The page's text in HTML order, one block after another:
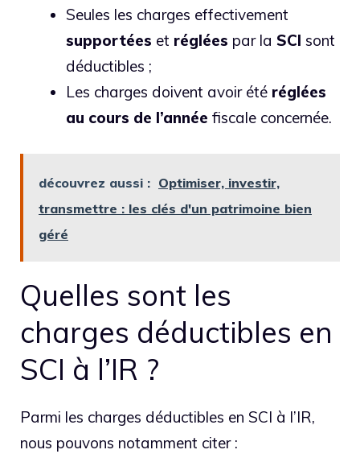
Seules les charges effectivement
supportées et réglées par la SCI sont
déductibles ;
Les charges doivent avoir été réglées
au cours de l’année fiscale concernée.
découvrez aussi : Optimiser, investir,
transmettre : les clés d'un patrimoine bien
géré
Quelles sont les
charges déductibles en
SCI à l’IR ?
Parmi les charges déductibles en SCI à l’IR,
nous pouvons notamment citer :